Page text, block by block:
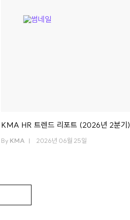
KMA HR 트렌드 리포트 (2026년 2분기)
By KMA 2026년 06월 25일